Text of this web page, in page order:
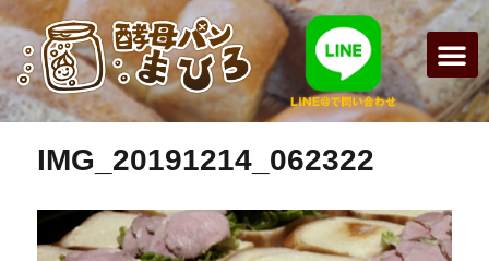
前の画像 次の画像
IMG_20191214_062322